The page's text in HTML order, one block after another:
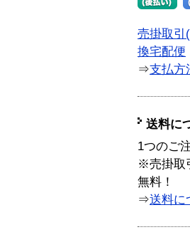
売掛取引
換宅配便
⇒支払方
送料に
1つのご
※売掛取
無料！
⇒送料に